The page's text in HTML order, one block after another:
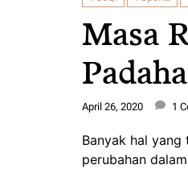
Masa
April 26, 2020 1
Banyak hal
perubahan